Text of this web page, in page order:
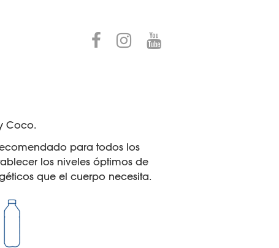
Coco.
para todos los
los niveles óptimos de
que el cuerpo necesita.